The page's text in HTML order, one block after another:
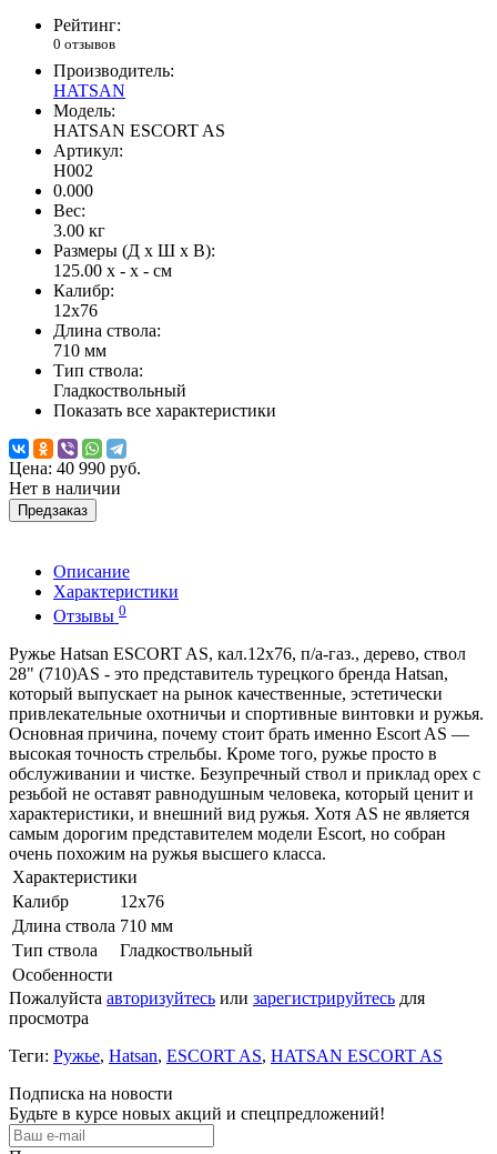
Рейтинг:
0 отзывов
Производитель:
HATSAN
Модель:
HATSAN ESCORT AS
Артикул:
H002
0.000
Вес:
3.00 кг
Размеры (Д x Ш x В):
125.00 x - x - см
Калибр:
12x76
Длина ствола:
710 мм
Тип ствола:
Гладкоствольный
Показать все характеристики
Цена: 40 990 руб.
Нет в наличии
Предзаказ
Описание
Характеристики
Отзывы 0
Ружье Hatsan ESCORT AS, кал.12x76, п/а-газ., дерево, ствол
28" (710)AS - это представитель турецкого бренда Hatsan,
который выпускает на рынок качественные, эстетически
привлекательные охотничьи и спортивные винтовки и ружья.
Основная причина, почему стоит брать именно Escort AS —
высокая точность стрельбы. Кроме того, ружье просто в
обслуживании и чистке. Безупречный ствол и приклад орех с
резьбой не оставят равнодушным человека, который ценит и
характеристики, и внешний вид ружья. Хотя AS не является
самым дорогим представителем модели Escort, но собран
очень похожим на ружья высшего класса.
Характеристики
Калибр
12x76
Длина ствола 710 мм
Тип ствола
Гладкоствольный
Особенности
Пожалуйста авторизуйтесь или зарегистрируйтесь для
просмотра
Теги: Ружье, Hatsan, ESCORT AS, HATSAN ESCORT AS
Подписка на новости
Будьте в курсе новых акций и спецпредложений!